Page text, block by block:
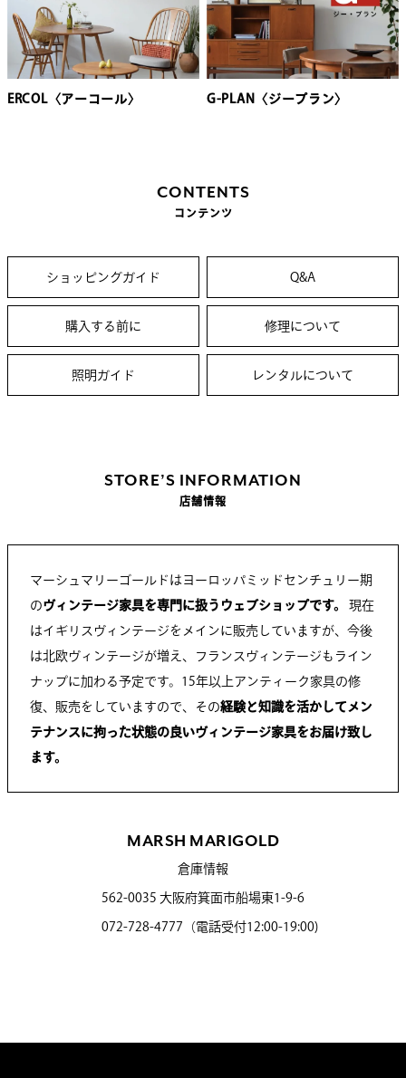
ERCOL〈アーコール〉 G-PLAN〈ジープラン〉
CONTENTS
コンテンツ
ショッピングガイド Q&A
購入する前に 修理について
照明ガイド レンタルについて
STORE’S INFORMATION
店舗情報
マーシュマリーゴールドはヨーロッパミッドセンチュリー期
のヴィンテージ家具を専門に扱うウェブショップです。 現在
はイギリスヴィンテージをメインに販売していますが、今後
は北欧ヴィンテージが増え、フランスヴィンテージもライン
ナップに加わる予定です。15年以上アンティーク家具の修
復、販売をしていますので、その経験と知識を活かしてメン
テナンスに拘った状態の良いヴィンテージ家具をお届け致し
ます。
MARSH MARIGOLD
倉庫情報
562-0035 大阪府箕面市船場東1-9-6
072-728-4777（電話受付12:00-19:00)